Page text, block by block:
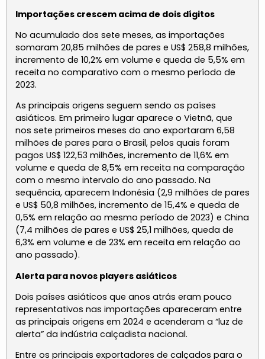
Importações crescem acima de dois dígitos
No acumulado dos sete meses, as importações
somaram 20,85 milhões de pares e US$ 258,8 milhões,
incremento de 10,2% em volume e queda de 5,5% em
receita no comparativo com o mesmo período de
2023.
As principais origens seguem sendo os países
asiáticos. Em primeiro lugar aparece o Vietnã, que
nos sete primeiros meses do ano exportaram 6,58
milhões de pares para o Brasil, pelos quais foram
pagos US$ 122,53 milhões, incremento de 11,6% em
volume e queda de 8,5% em receita na comparação
com o mesmo intervalo do ano passado. Na
sequência, aparecem Indonésia (2,9 milhões de pares
e US$ 50,8 milhões, incremento de 15,4% e queda de
0,5% em relação ao mesmo período de 2023) e China
(7,4 milhões de pares e US$ 25,1 milhões, queda de
6,3% em volume e de 23% em receita em relação ao
ano passado).
Alerta para novos players asiáticos
Dois países asiáticos que anos atrás eram pouco
representativos nas importações apareceram entre
as principais origens em 2024 e acenderam a “luz de
alerta” da indústria calçadista nacional.
Entre os principais exportadores de calçados para o